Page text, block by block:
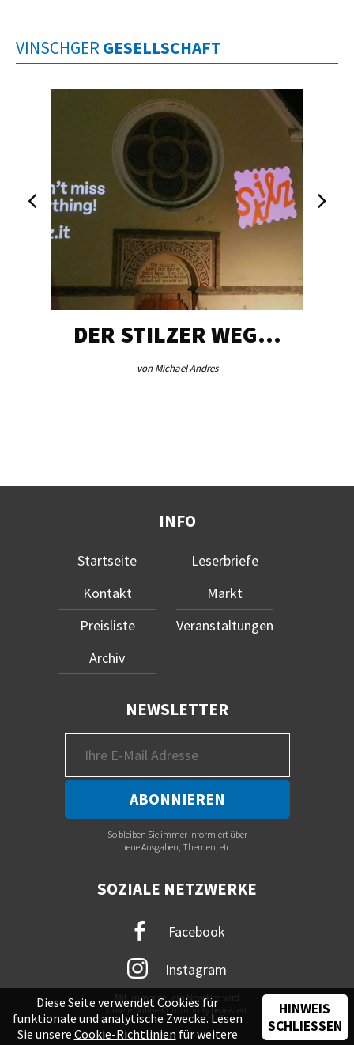
VINSCHGER GESELLSCHAFT
DER STILZER WEG…
von Michael Andres
INFO
Startseite
Kontakt
Preisliste
Archiv
Leserbriefe
Markt
Veranstaltungen
NEWSLETTER
So bleiben Sie immer informiert über
neue Ausgaben, Themen, etc.
SOZIALE NETZWERKE
Facebook
Instagram
Mit immer neuem Newsfeed wird
unsere Online-Community begeistert
Diese Seite verwendet Cookies für
funktionale und analytische Zwecke. Lesen
Sie unsere Cookie-Richtlinien für weitere
HINWEIS
SCHLIESSEN